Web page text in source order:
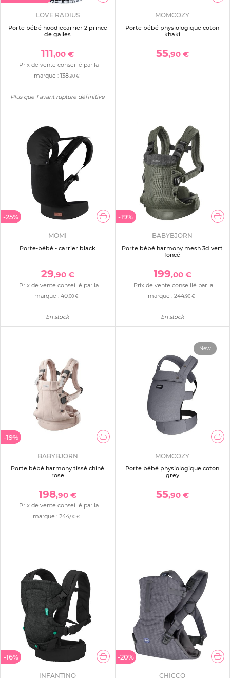
LOVE RADIUS
Porte bébé hoodiecarrier 2 prince
de galles
111,00 €
Prix de vente conseillé par la
marque : 138,90 €
Plus que 1 avant rupture définitive
MOMCOZY
Porte bébé physiologique coton
khaki
55,90 €
-25%
MOMI
Porte-bébé - carrier black
29,90 €
Prix de vente conseillé par la
marque :40,00 €
En stock
-19%
BABYBJORN
Porte bébé harmony mesh 3d vert
foncé
199,00 €
Prix de vente conseillé par la
marque : 244,90 €
En stock
-19%
BABYBJORN
Porte bébé harmony tissé chiné
rose
198,90 €
Prix de vente conseillé par la
marque :244,90 €
New
MOMCOZY
Porte bébé physiologique coton
grey
55,90 €
-16%
INFANTINO
-20%
CHICCO